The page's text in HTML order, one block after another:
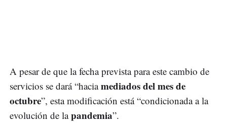
A pesar de que la fecha prevista para este cambio de
servicios se dará “haciamediados del mes de
octubre”, esta modificación está “condicionada a la
evolución de lapandemia”.